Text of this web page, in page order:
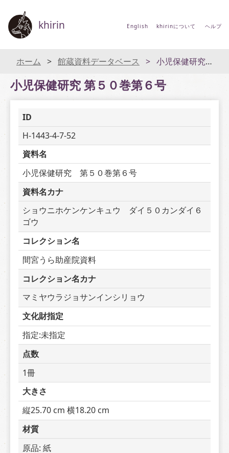
khirin English khirinについて ヘルプ
ホーム 館蔵資料データベース 小児保健研究 第５０巻第６号
小児保健研究 第５０巻第６号
ID
H-1443-4-7-52
資料名
小児保健研究　第５０巻第６号
資料名カナ
ショウニホケンケンキュウ　ダイ５０カンダイ６
ゴウ
コレクション名
間宮うら助産院資料
コレクション名カナ
マミヤウラジョサンインシリョウ
文化財指定
指定:未指定
点数
1冊
大きさ
縦25.70 cm 横18.20 cm
材質
原品: 紙